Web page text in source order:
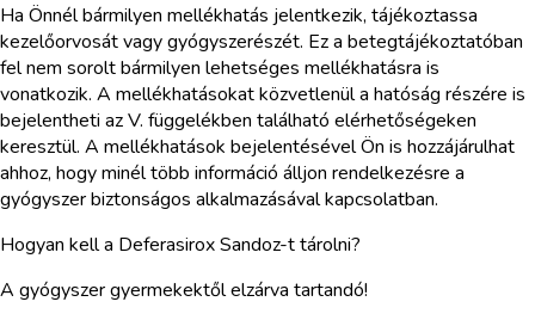
Ha Önnél bármilyen mellékhatás jelentkezik, tájékoztassa
kezelőorvosát vagy gyógyszerészét. Ez a betegtájékoztatóban
fel nem sorolt bármilyen lehetséges mellékhatásra is
vonatkozik. A mellékhatásokat közvetlenül a hatóság részére is
bejelentheti az V. függelékben található elérhetőségeken
keresztül. A mellékhatások bejelentésével Ön is hozzájárulhat
ahhoz, hogy minél több információ álljon rendelkezésre a
gyógyszer biztonságos alkalmazásával kapcsolatban.
Hogyan kell a Deferasirox Sandoz-t tárolni?
A gyógyszer gyermekektől elzárva tartandó!